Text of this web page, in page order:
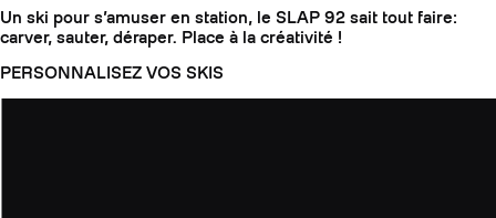
Un ski pour s’amuser en station, le SLAP 92 sait tout faire:
carver, sauter, déraper. Place à la créativité !
PERSONNALISEZ VOS SKIS